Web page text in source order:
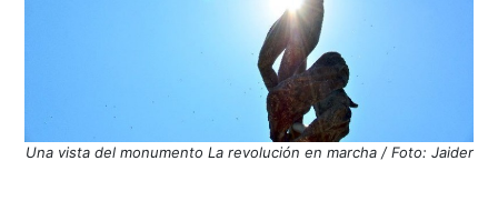
Una vista del monumento La revolución en marcha / Foto: Jaider